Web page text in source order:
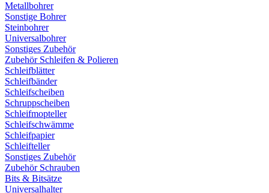
Metallbohrer
Sonstige Bohrer
Steinbohrer
Universalbohrer
Sonstiges Zubehör
Zubehör Schleifen & Polieren
Schleifblätter
Schleifbänder
Schleifscheiben
Schruppscheiben
Schleifmopteller
Schleifschwämme
Schleifpapier
Schleifteller
Sonstiges Zubehör
Zubehör Schrauben
Bits & Bitsätze
Universalhalter